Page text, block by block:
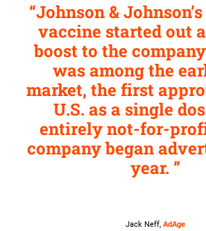
Johnson &
vaccine started out
boost to the
was among the
market, the first
U.S. as a single
entirely not-for-
company began
year.
Jack Neff, AdAge